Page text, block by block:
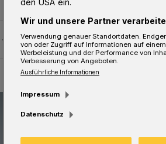
Eine Minute Lesezeit
den USA ein.
Wir und unsere Partner
Verwendung genauer Standortdaten.
von oder Zugriff auf Informationen auf
Werbeleistung und der Performance von
Verbesserung von Angeboten.
Ausführliche Informationen
Impressum
Datenschutz